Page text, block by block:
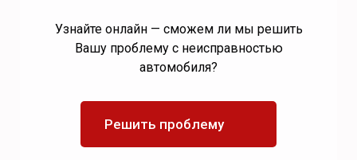
Узнайте онлайн — сможем ли мы решить
Вашу проблему с неисправностью
автомобиля?
Решить проблему